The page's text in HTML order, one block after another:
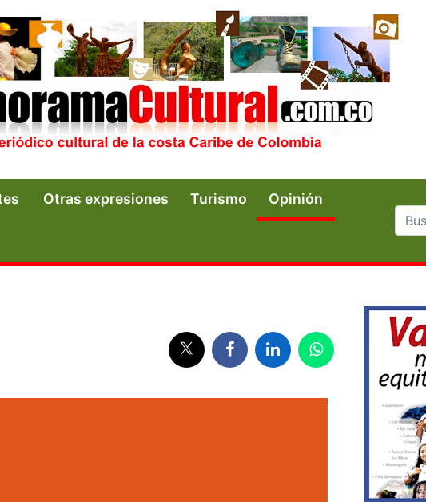
Otras expresiones Turismo Opinión